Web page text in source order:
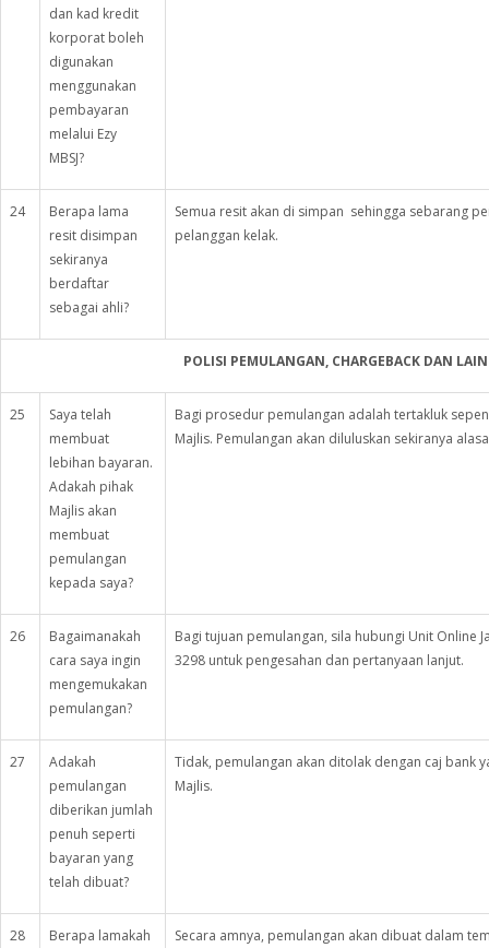
dan kad kredit
korporat boleh
digunakan
menggunakan
pembayaran
melalui Ezy
MBSJ?
24
Berapa lama
resit disimpan
sekiranya
berdaftar
sebagai ahli?
Semua resit akan di simpan sehingga sebarang
pelanggan kelak.
POLISI PEMULANGAN, CHARGEBACK DAN
25
Saya telah
membuat
lebihan bayaran.
Adakah pihak
Majlis akan
membuat
pemulangan
kepada saya?
Bagi prosedur pemulangan adalah tertakluk
Majlis. Pemulangan akan diluluskan sekiranya
26
Bagaimanakah
cara saya ingin
mengemukakan
pemulangan?
Bagi tujuan pemulangan, sila hubungi Unit Online
3298 untuk pengesahan dan pertanyaan lanjut.
27
Adakah
pemulangan
diberikan jumlah
penuh seperti
bayaran yang
telah dibuat?
Tidak, pemulangan akan ditolak dengan caj bank
Majlis.
28
Berapa lamakah
Secara amnya, pemulangan akan dibuat dalam